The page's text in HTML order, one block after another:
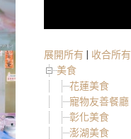
展開所有 | 收合所有
美食
花蓮美食
寵物友善餐廳
彰化美食
澎湖美食